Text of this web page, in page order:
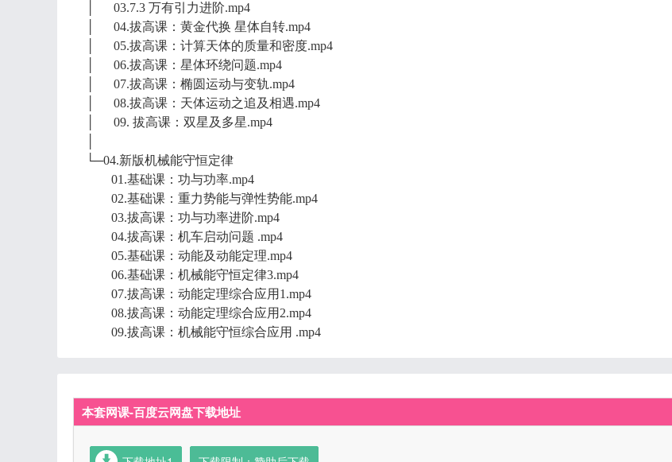
│ 03.7.3 万有引力进阶.mp4
│ 04.拔高课：黄金代换 星体自转.mp4
│ 05.拔高课：计算天体的质量和密度.mp4
│ 06.拔高课：星体环绕问题.mp4
│ 07.拔高课：椭圆运动与变轨.mp4
│ 08.拔高课：天体运动之追及相遇.mp4
│ 09. 拔高课：双星及多星.mp4
└─04.新版机械能守恒定律
01.基础课：功与功率.mp4
02.基础课：重力势能与弹性势能.mp4
03.拔高课：功与功率进阶.mp4
04.拔高课：机车启动问题 .mp4
05.基础课：动能及动能定理.mp4
06.基础课：机械能守恒定律3.mp4
07.拔高课：动能定理综合应用1.mp4
08.拔高课：动能定理综合应用2.mp4
09.拔高课：机械能守恒综合应用 .mp4
本套网课-百度云网盘下载地址